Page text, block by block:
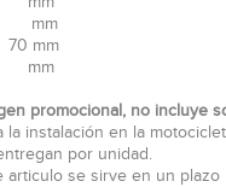
mm
mm
mm
promocional, no incluye
la instalación en la
por unidad.
articulo se sirve en un plazo